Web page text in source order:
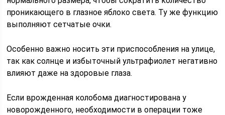
проникающего в глазное яблоко света. Ту же функцию
выполняют сетчатые очки.
Особенно важно носить эти приспособления на улице,
так как солнце и избыточный ультрафиолет негативно
влияют даже на здоровые глаза.
Если врожденная колобома диагностирована у
новорожденного, необходимости в операции тоже